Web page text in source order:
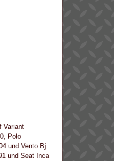
Variant
Polo
und Vento Bj.
und Seat Inca